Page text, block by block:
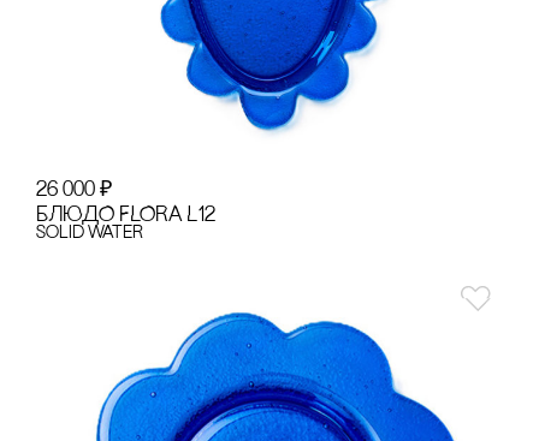
26 000 ₽
БЛЮДО FLORA L12
Solid Water